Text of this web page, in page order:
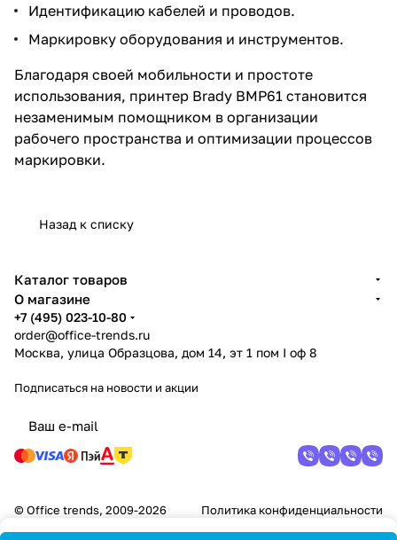
Идентификацию кабелей и проводов.
Маркировку оборудования и инструментов.
Благодаря своей мобильности и простоте
использования, принтер Brady BMP61 становится
незаменимым помощником в организации
рабочего пространства и оптимизации процессов
маркировки.
Назад к списку
Каталог товаров
О магазине
+7 (495) 023-10-80
order@office-trends.ru
Москва, улица Образцова, дом 14, эт 1 пом I оф 8
Подписаться на новости и акции
© Office trends, 2009-2026 Политика конфиденциальности